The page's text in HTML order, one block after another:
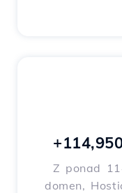
Z ponad
domen,